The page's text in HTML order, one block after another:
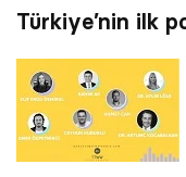
Türkiye’nin ilk